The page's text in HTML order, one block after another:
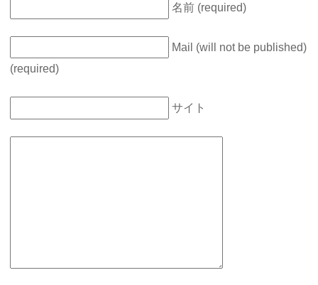
名前 (required)
Mail (will not be published)
(required)
サイト